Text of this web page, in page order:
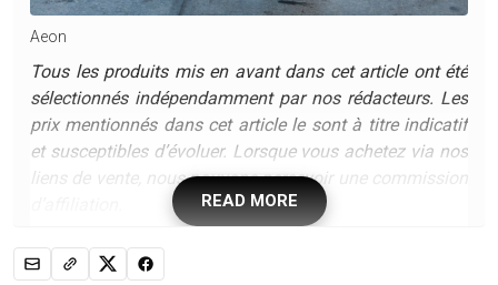
Aeon
Tous les produits mis en avant dans cet article ont été
sélectionnés indépendamment par nos rédacteurs. Les
prix mentionnés dans cet article le sont à titre indicatif
et susceptibles d’évoluer. Lorsque vous achetez via nos
liens de vente, nous pouvons percevoir une commission
Hailey Bieber était à
READ MORE